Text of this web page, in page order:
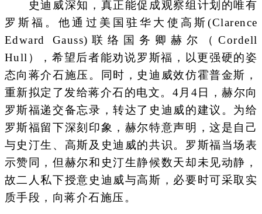
史迪威深知，真正能促成观察组计划的唯有
罗斯福。他通过美国驻华大使高斯(Clarence
Edward Gauss)联络国务卿赫尔（Cordell
Hull），希望后者能劝说罗斯福，以更强硬的姿
态向蒋介石施压。同时，史迪威效仿霍普金斯，
重新拟定了发给蒋介石的电文。4月4日，赫尔向
罗斯福递交备忘录，转达了史迪威的建议。为给
罗斯福留下深刻印象，赫尔特意声明，这是自己
与史汀生、高斯及史迪威的共识。罗斯福当场表
示赞同，但赫尔和史汀生静候数天却未见动静，
故二人私下授意史迪威与高斯，必要时可采取实
质手段，向蒋介石施压。